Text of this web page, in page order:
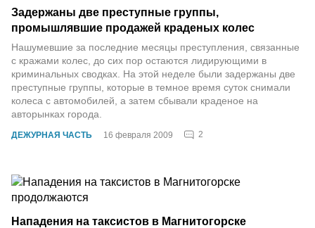
ДЕЖУРНАЯ ЧАСТЬ 16 февраля 2009 2
Задержаны две преступные группы,
промышлявшие продажей краденых колес
Нашумевшие за последние месяцы преступления, связанные
с кражами колес, до сих пор остаются лидирующими в
криминальных сводках. На этой неделе были задержаны две
преступные группы, которые в темное время суток снимали
колеса с автомобилей, а затем сбывали краденое на
авторынках города.
Нападения на таксистов в Магнитогорске